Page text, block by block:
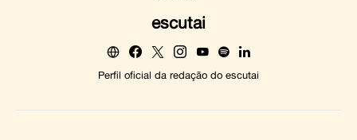
escutai
Perfil oficial da redação do escutai